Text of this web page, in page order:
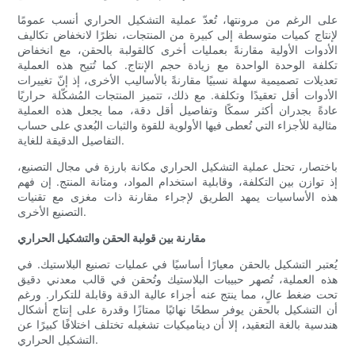
على الرغم من مرونتها، تُعدّ عملية التشكيل الحراري أنسب عمومًا
لإنتاج كميات متوسطة إلى كبيرة من المنتجات، نظرًا لانخفاض تكاليف
الأدوات الأولية مقارنةً بعمليات أخرى كالقولبة بالحقن، مع انخفاض
تكلفة الوحدة الواحدة مع زيادة حجم الإنتاج. كما تُتيح هذه العملية
تعديلات تصميمية سهلة نسبيًا مقارنةً بالأساليب الأخرى، إذ إنّ تغييرات
الأدوات أقل تعقيدًا وتكلفة. مع ذلك، تتميز المنتجات المُشكّلة حراريًا
عادةً بجدران أكثر سمكًا وتفاصيل أقل دقة، مما يجعل هذه العملية
مثالية للأجزاء التي تُعطى فيها الأولوية للقوة والثبات البُعدي على حساب
التفاصيل الدقيقة للغاية.
باختصار، تحتل عملية التشكيل الحراري مكانة بارزة في مجال التصنيع،
إذ توازن بين التكلفة، وقابلية استخدام المواد، ومتانة المنتج. إن فهم
هذه الأساسيات يمهد الطريق لإجراء مقارنة ذات مغزى مع تقنيات
التصنيع الأخرى.
مقارنة بين قولبة الحقن والتشكيل الحراري
يُعتبر التشكيل بالحقن معيارًا أساسيًا في عمليات تصنيع البلاستيك. في
هذه العملية، تُصهر حبيبات البلاستيك وتُحقن في قالب معدني دقيق
تحت ضغط عالٍ، مما ينتج عنه أجزاء عالية الدقة وقابلة للتكرار. ورغم
أن التشكيل بالحقن يوفر سطحًا نهائيًا ممتازًا وقدرة على إنتاج أشكال
هندسية بالغة التعقيد، إلا أن ديناميكيات تشغيله تختلف اختلافًا كبيرًا عن
التشكيل الحراري.